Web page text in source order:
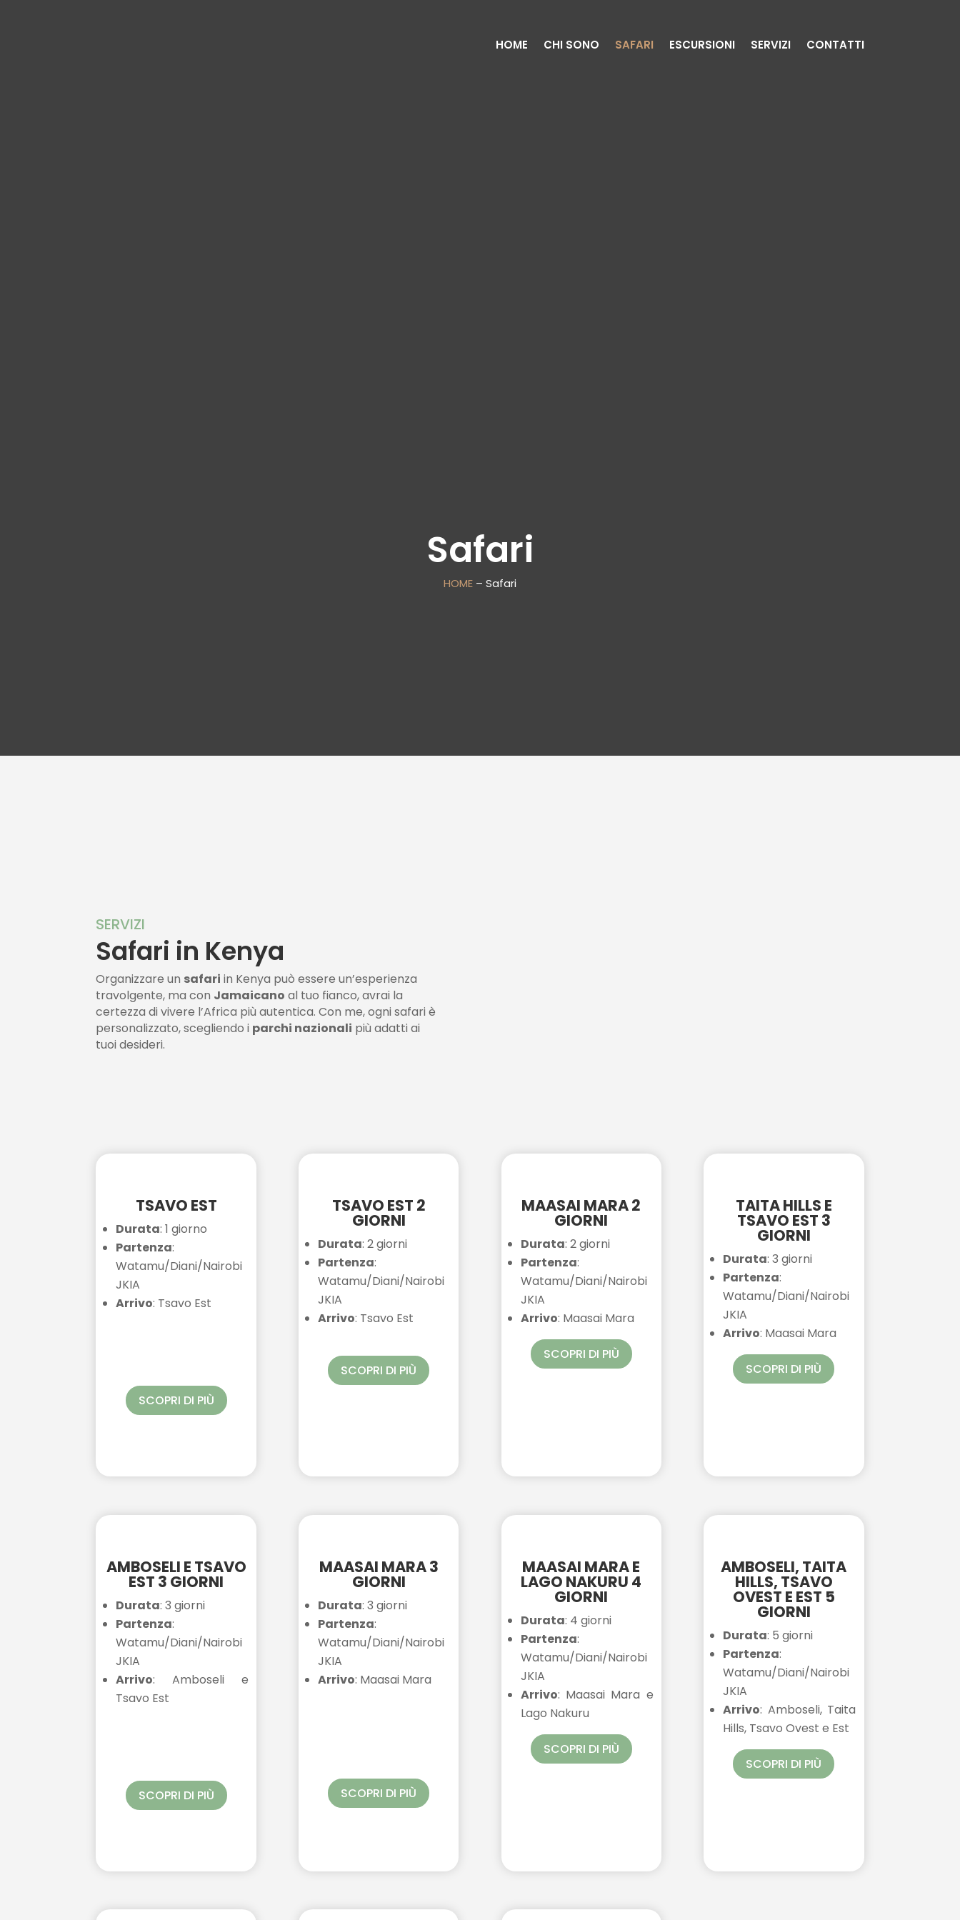
HOME CHI SONO SAFARI ESCURSIONI SERVIZI CONTATTI
Safari
HOME – Safari
SERVIZI
Safari in Kenya
Organizzare un safari in Kenya può essere un’esperienza
travolgente, ma con Jamaicano al tuo fianco, avrai la
certezza di vivere l’Africa più autentica. Con me, ogni safari è
personalizzato, scegliendo i parchi nazionali più adatti ai
tuoi desideri.
TSAVO EST
Durata: 1 giorno
Partenza:
Watamu/Diani/Nairobi
JKIA
Arrivo: Tsavo Est
SCOPRI DI PIÙ
TSAVO EST 2
GIORNI
Durata: 2 giorni
Partenza:
Watamu/Diani/Nairobi
JKIA
Arrivo: Tsavo Est
SCOPRI DI PIÙ
MAASAI MARA 2
GIORNI
Durata: 2 giorni
Partenza:
Watamu/Diani/Nairobi
JKIA
Arrivo: Maasai Mara
SCOPRI DI PIÙ
TAITA HILLS E
TSAVO EST 3
GIORNI
Durata: 3 giorni
Partenza:
Watamu/Diani/Nairobi
JKIA
Arrivo: Maasai Mara
SCOPRI DI PIÙ
AMBOSELI E TSAVO
EST 3 GIORNI
Durata: 3 giorni
Partenza:
Watamu/Diani/Nairobi
JKIA
Arrivo: Amboseli e
Tsavo Est
SCOPRI DI PIÙ
MAASAI MARA 3
GIORNI
Durata: 3 giorni
Partenza:
Watamu/Diani/Nairobi
JKIA
Arrivo: Maasai Mara
SCOPRI DI PIÙ
MAASAI MARA E
LAGO NAKURU 4
GIORNI
Durata: 4 giorni
Partenza:
Watamu/Diani/Nairobi
JKIA
Arrivo: Maasai Mara e
Lago Nakuru
SCOPRI DI PIÙ
AMBOSELI, TAITA
HILLS, TSAVO
OVEST E EST 5
GIORNI
Durata: 5 giorni
Partenza:
Watamu/Diani/Nairobi
JKIA
Arrivo: Amboseli, Taita
Hills, Tsavo Ovest e Est
SCOPRI DI PIÙ